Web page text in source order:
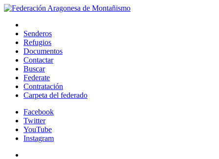
Senderos
Refugios
Documentos
Contactar
Buscar
Federate
Contratación
Carpeta del federado
Facebook
Twitter
YouTube
Instagram